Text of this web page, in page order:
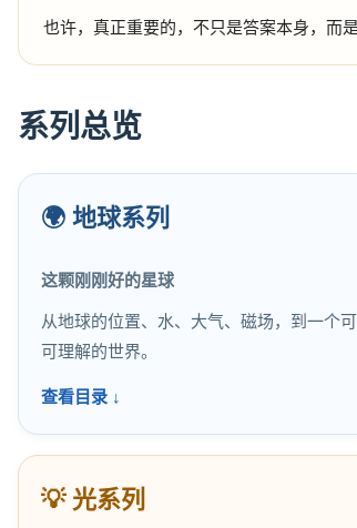
也许，真正重要的，不只是答案本身，而
系列总览
🌍 地球系列
这颗刚刚好的星球
从地球的位置、水、大气、磁场，到一个可
可理解的世界。
查看目录 ↓
💡 光系列